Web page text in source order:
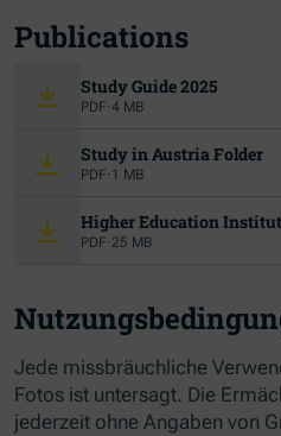
Publications
Study Guide 2025
PDF·4 MB
Study in Austria Folder
PDF· 1 MB
Higher Education
PDF· 25 MB
Jede missbräuchliche
Fotos ist untersagt. Die
jederzeit ohne Angaben von